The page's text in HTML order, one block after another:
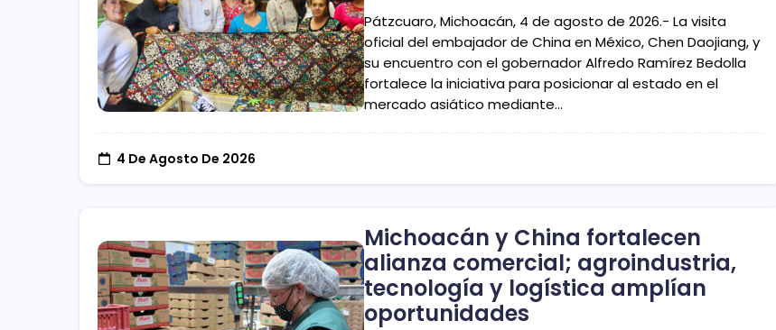
Pátzcuaro, Michoacán, 4 de agosto de 2026.- La visita
oficial del embajador de China en México, Chen Daojiang, y
su encuentro con el gobernador Alfredo Ramírez Bedolla
fortalece la iniciativa para posicionar al estado en el
mercado asiático mediante…
4 De Agosto De 2026
Michoacán y China fortalecen
alianza comercial; agroindustria,
tecnología y logística amplían
oportunidades